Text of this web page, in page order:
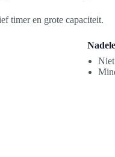
timer en grote capaciteit.